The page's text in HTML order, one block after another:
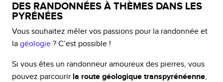
DES RANDONNÉES À THÈMES DANS LES
PYRÉNÉES
Vous souhaitez mêler vos passions pour la randonnée et
la géologie ? C’est possible !
Si vous êtes un randonneur amoureux des pierres, vous
pouvez parcourir la route géologique transpyrénéenne,